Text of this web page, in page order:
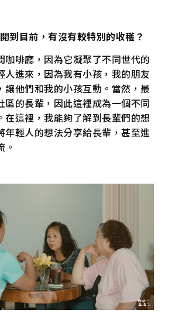
到目前，有沒有較特別的收穫？
咖啡廳，因為它凝聚了不同世代的
人進來，因為我有小孩，我的朋友
讓他們和我的小孩互動。當然，最
區的長輩，因此這裡成為一個不同
在這裡，我能夠了解到長輩們的想
年輕人的想法分享給長輩，甚至進